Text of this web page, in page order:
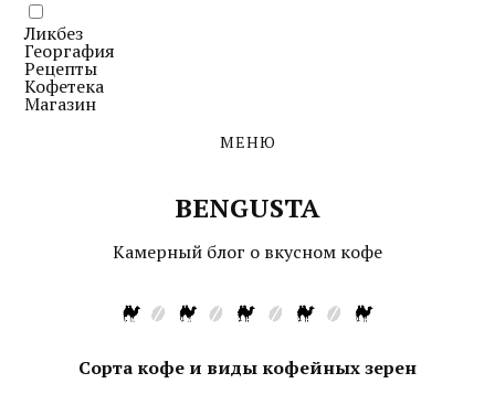
Ликбез
Георгафия
Рецепты
Кофетека
Магазин
МЕНЮ
BENGUSTA
Камерный блог о вкусном кофе
Сорта кофе и виды кофейных зерен